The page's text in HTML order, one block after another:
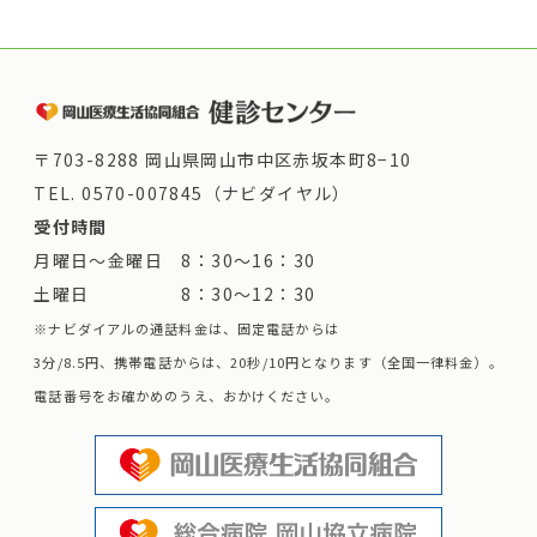
〒703-8288 岡山県岡山市中区赤坂本町8−10
TEL.0570-007845（ナビダイヤル）
受付時間
月曜日～金曜日 8：30～16：30
土曜日 8：30～12：30
※ナビダイアルの通話料金は、固定電話からは
3分/8.5円、携帯電話からは、20秒/10円となります（全国一律料金）。
電話番号をお確かめのうえ、おかけください。